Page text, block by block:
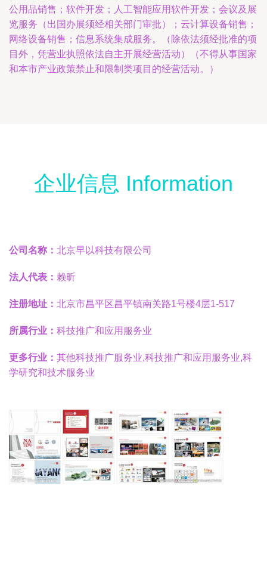
公用品销售；软件开发；人工智能应用软件开发；会议及展
览服务（出国办展须经相关部门审批）；云计算设备销售；
网络设备销售；信息系统集成服务。（除依法须经批准的项
目外，凭营业执照依法自主开展经营活动）（不得从事国家
和本市产业政策禁止和限制类项目的经营活动。）
企业信息 Information
公司名称： 北京早以科技有限公司
法人代表： 赖昕
注册地址： 北京市昌平区昌平镇南关路1号楼4层1-517
所属行业： 科技推广和应用服务业
更多行业： 其他科技推广服务业,科技推广和应用服务业,科
学研究和技术服务业